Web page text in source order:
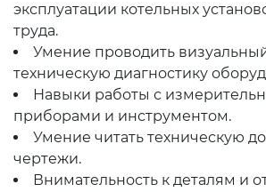
эксплуатации котельных
труда.
Умение проводить
техническую диагностику
Навыки работы с
приборами и инструментом.
Умение читать техническую
чертежи.
Внимательность к деталям и